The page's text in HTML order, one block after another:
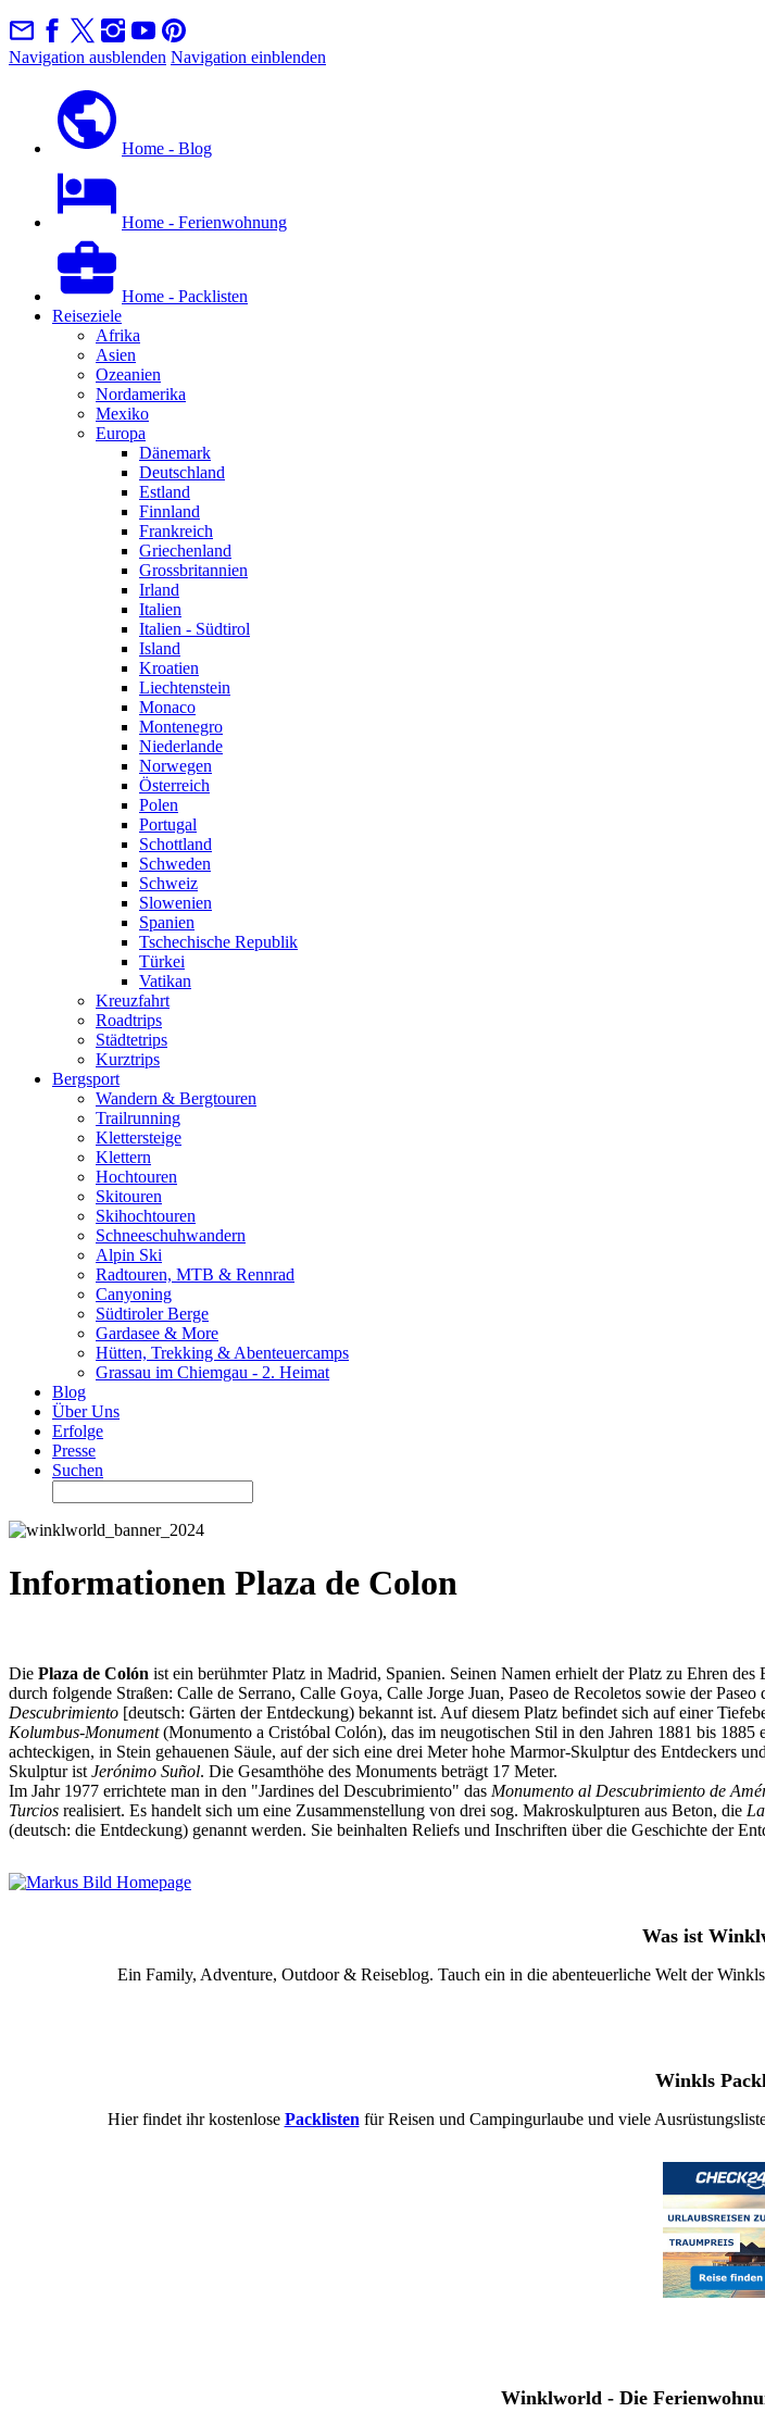
Navigation ausblenden Navigation einblenden
Home - Blog
Home - Ferienwohnung
Home - Packlisten
Reiseziele
Afrika
Asien
Ozeanien
Nordamerika
Mexiko
Europa
Dänemark
Deutschland
Estland
Finnland
Frankreich
Griechenland
Grossbritannien
Irland
Italien
Italien - Südtirol
Island
Kroatien
Liechtenstein
Monaco
Montenegro
Niederlande
Norwegen
Österreich
Polen
Portugal
Schottland
Schweden
Schweiz
Slowenien
Spanien
Tschechische Republik
Türkei
Vatikan
Kreuzfahrt
Roadtrips
Städtetrips
Kurztrips
Bergsport
Wandern & Bergtouren
Trailrunning
Klettersteige
Klettern
Hochtouren
Skitouren
Skihochtouren
Schneeschuhwandern
Alpin Ski
Radtouren, MTB & Rennrad
Canyoning
Südtiroler Berge
Gardasee & More
Hütten, Trekking & Abenteuercamps
Grassau im Chiemgau - 2. Heimat
Blog
Über Uns
Erfolge
Presse
Suchen
Informationen Plaza de Colon
Die Plaza de Colón ist ein berühmter Platz in Madrid, Spanien. Seinen Namen erhielt der Platz zu Ehren des
durch folgende Straßen: Calle de Serrano, Calle Goya, Calle Jorge Juan, Paseo de Recoletos sowie der
Descubrimiento [deutsch: Gärten der Entdeckung) bekannt ist. Auf diesem Platz befindet sich auf einer
Kolumbus-Monument(Monumento a Cristóbal Colón), das im neugotischen Stil in den Jahren 1881 bis
achteckigen, in Stein gehauenen Säule, auf der sich eine drei Meter hohe Marmor-Skulptur des Entdeckers
Skulptur ist Jerónimo Suñol. Die Gesamthöhe des Monuments beträgt 17 Meter.
Im Jahr 1977 errichtete man in den "Jardines del Descubrimiento" das Monumento al Descubrimiento de
Turcios realisiert. Es handelt sich um eine Zusammenstellung von drei sog. Makroskulpturen aus Beton, die
(deutsch: die Entdeckung) genannt werden. Sie beinhalten Reliefs und Inschriften über die Geschichte der
Was ist
Ein Family, Adventure, Outdoor & Reiseblog. Tauch ein in die abenteuerliche Welt der
Winkls
Hier findet ihr kostenlose Packlisten für Reisen und Campingurlaube und viele
Winklworld - Die